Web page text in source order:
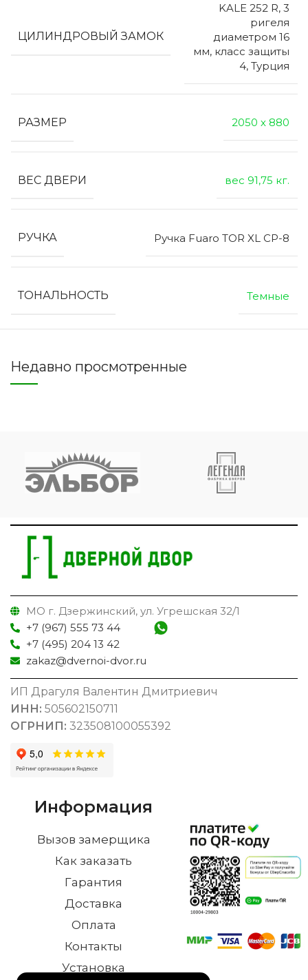
ЦИЛИНДРОВЫЙ ЗАМОК
KALE 252 R, 3
ригеля
диаметром 16
мм, класс защиты
4, Турция
РАЗМЕР 2050 х 880
ВЕС ДВЕРИ вес 91,75 кг.
РУЧКА Ручка Fuaro TOR XL CP-8
ТОНАЛЬНОСТЬ Темные
Недавно просмотренные
МО г. Дзержинский, ул. Угрешская 32/1
+7 (967) 555 73 44
+7 (495) 204 13 42
zakaz@dvernoi-dvor.ru
ИП Драгуля Валентин Дмитриевич
ИНН: 505602150711
ОГРНИП: 323508100055392
Информация
Вызов замерщика
Как заказать
Гарантия
Доставка
Оплата
Контакты
Установка